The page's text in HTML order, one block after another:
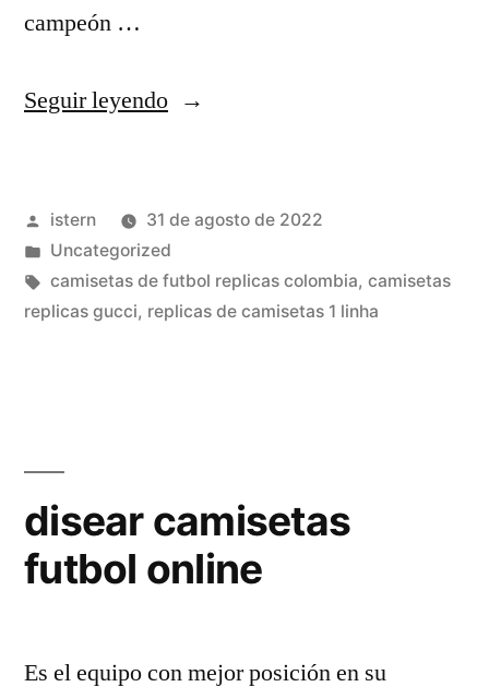
campeón …
Seguir leyendo«equipaciones
exactas»
Publicado
por
istern
31 de agosto de 2022
Publicado
en
Uncategorized
Etiquetas:
camisetas de futbol replicas colombia, camisetas
replicas gucci, replicas de camisetas 1 linha
disear camisetas
futbol online
Es el equipo con mejor posición en su